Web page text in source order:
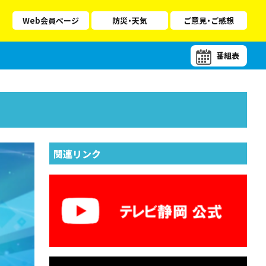
Web会員ページ 防災・天気 ご意見・ご感想
番組表
関連リンク